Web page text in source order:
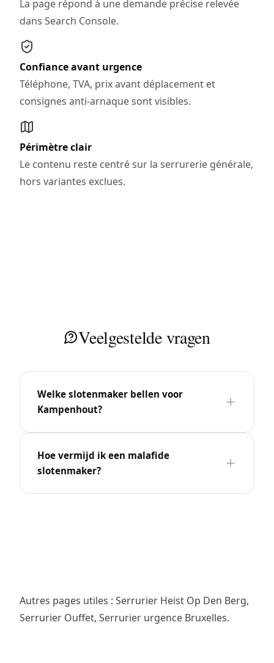
La page répond à une demande précise relevée
dans Search Console.
Confiance avant urgence
Téléphone, TVA, prix avant déplacement et
consignes anti-arnaque sont visibles.
Périmètre clair
Le contenu reste centré sur la serrurerie générale,
hors variantes exclues.
Veelgestelde vragen
Welke slotenmaker bellen voor
Kampenhout?
Hoe vermijd ik een malafide
slotenmaker?
Autres pages utiles : Serrurier Heist Op Den Berg,
Serrurier Ouffet, Serrurier urgence Bruxelles.